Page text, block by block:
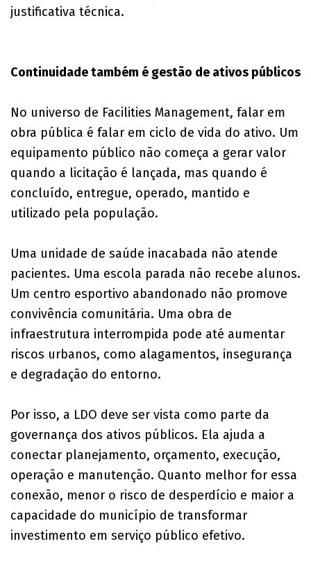
justificativa técnica.
Continuidade também é gestão de ativos públicos
No universo de Facilities Management, falar em
obra pública é falar em ciclo de vida do ativo. Um
equipamento público não começa a gerar valor
quando a licitação é lançada, mas quando é
concluído, entregue, operado, mantido e
utilizado pela população.
Uma unidade de saúde inacabada não atende
pacientes. Uma escola parada não recebe alunos.
Um centro esportivo abandonado não promove
convivência comunitária. Uma obra de
infraestrutura interrompida pode até aumentar
riscos urbanos, como alagamentos, insegurança
e degradação do entorno.
Por isso, a LDO deve ser vista como parte da
governança dos ativos públicos. Ela ajuda a
conectar planejamento, orçamento, execução,
operação e manutenção. Quanto melhor for essa
conexão, menor o risco de desperdício e maior a
capacidade do município de transformar
investimento em serviço público efetivo.